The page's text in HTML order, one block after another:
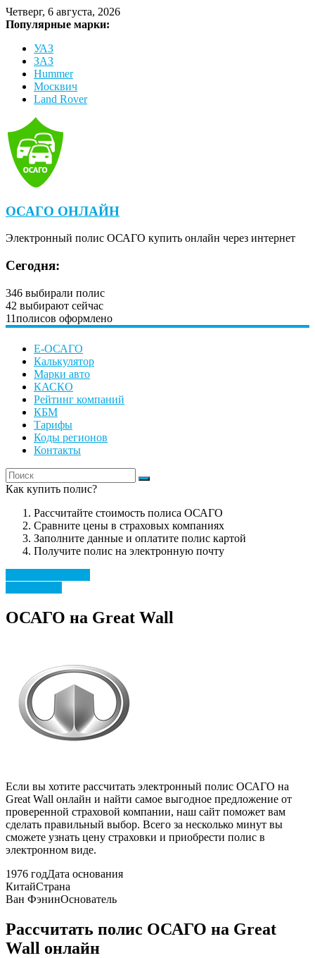
Четверг, 6 августа, 2026
Популярные марки:
УАЗ
ЗАЗ
Hummer
Москвич
Land Rover
ОСАГО ОНЛАЙН
Электронный полис ОСАГО купить онлайн через интернет
Сегодня:
346 выбирали полис
42 выбирают сейчас
11полисов оформлено
Е-ОСАГО
Калькулятор
Марки авто
КАСКО
Рейтинг компаний
КБМ
Тарифы
Коды регионов
Контакты
Как купить полис?
Рассчитайте стоимость полиса ОСАГО
Сравните цены в страховых компаниях
Заполните данные и оплатите полис картой
Получите полис на электронную почту
ОСАГО на Great Wall
Если вы хотите рассчитать электронный полис ОСАГО на
Great Wall онлайн и найти самое выгодное предложение от
проверенной страховой компании, наш сайт поможет вам
сделать правильный выбор. Всего за несколько минут вы
сможете узнать цену страховки и приобрести полис в
электронном виде.
1976 годДата основания
КитайСтрана
Ван ФэнинОснователь
Рассчитать полис ОСАГО на Great
Wall онлайн